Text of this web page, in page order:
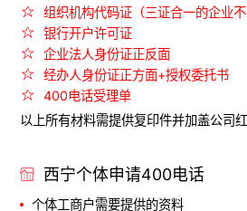
组织机构代码证（三证合一的企业不
银行开户许可证
企业法人身份证正反面
经办人身份证正方面+授权委托书
400电话受理单
以上所有材料需提供复印件并加盖公司红
西宁个体申请400电话
个体工商户需要提供的资料